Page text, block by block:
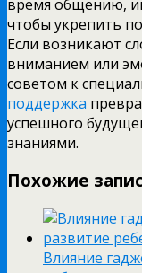
время общению,
чтобы укрепить
Если возникают
вниманием или
советом к
поддержка
успешного
знаниями.
Похожие
Влияние